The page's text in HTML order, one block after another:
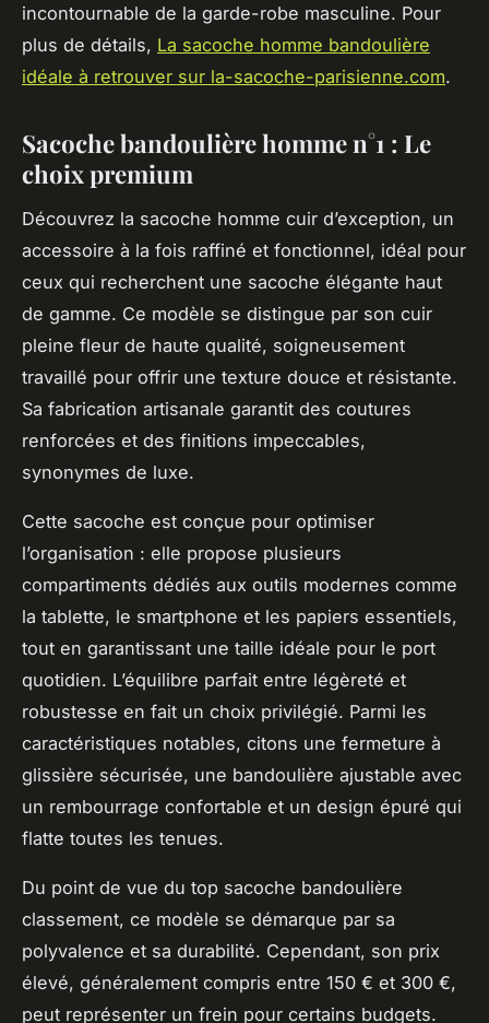
incontournable de la garde-robe masculine. Pour
plus de détails, La sacoche homme bandoulière
idéale à retrouver sur la-sacoche-parisienne.com.
Sacoche bandoulière homme n°1 : Le
choix premium
Découvrez la sacoche homme cuir d’exception, un
accessoire à la fois raffiné et fonctionnel, idéal pour
ceux qui recherchent une sacoche élégante haut
de gamme. Ce modèle se distingue par son cuir
pleine fleur de haute qualité, soigneusement
travaillé pour offrir une texture douce et résistante.
Sa fabrication artisanale garantit des coutures
renforcées et des finitions impeccables,
synonymes de luxe.
Cette sacoche est conçue pour optimiser
l’organisation : elle propose plusieurs
compartiments dédiés aux outils modernes comme
la tablette, le smartphone et les papiers essentiels,
tout en garantissant une taille idéale pour le port
quotidien. L’équilibre parfait entre légèreté et
robustesse en fait un choix privilégié. Parmi les
caractéristiques notables, citons une fermeture à
glissière sécurisée, une bandoulière ajustable avec
un rembourrage confortable et un design épuré qui
flatte toutes les tenues.
Du point de vue du top sacoche bandoulière
classement, ce modèle se démarque par sa
polyvalence et sa durabilité. Cependant, son prix
élevé, généralement compris entre 150 € et 300 €,
peut représenter un frein pour certains budgets.